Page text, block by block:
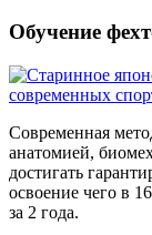
Обучение
Современная
анатомией,
достигать
освоение чего в
за 2 года.